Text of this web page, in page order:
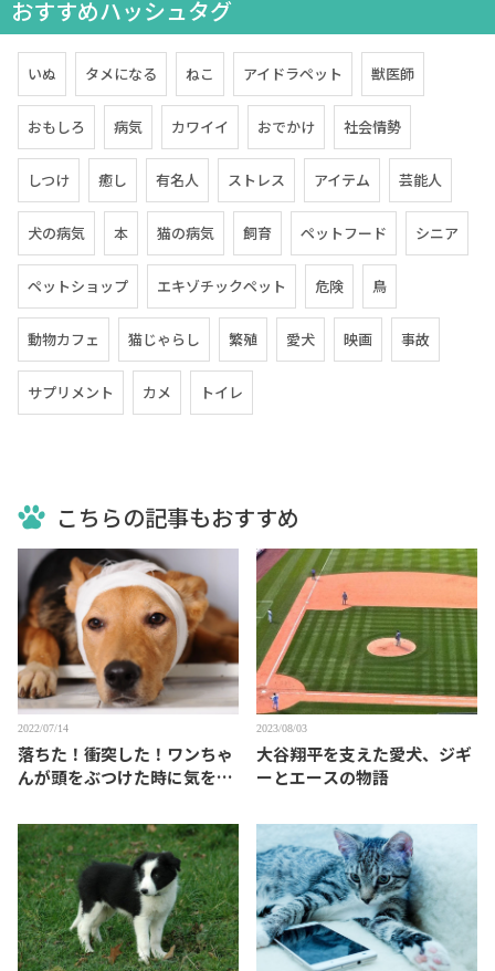
おすすめハッシュタグ
いぬ タメになる ねこ アイドラペット 獣医師
おもしろ 病気 カワイイ おでかけ 社会情勢
しつけ 癒し 有名人 ストレス アイテム 芸能人
犬の病気 本 猫の病気 飼育 ペットフード シニア
ペットショップ エキゾチックペット 危険 鳥
動物カフェ 猫じゃらし 繁殖 愛犬 映画 事故
サプリメント カメ トイレ
こちらの記事もおすすめ
2022/07/14
落ちた！衝突した！ワンちゃ
んが頭をぶつけた時に気をつ
2023/08/03
大谷翔平を支えた愛犬、ジギ
ーとエースの物語